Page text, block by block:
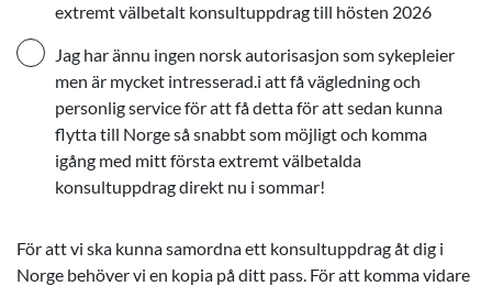
extremt välbetalt konsultuppdrag till hösten 2026
Jag har ännu ingen norsk autorisasjon som sykepleier
men är mycket intresserad.i att få vägledning och
personlig service för att få detta för att sedan kunna
flytta till Norge så snabbt som möjligt och komma
igång med mitt första extremt välbetalda
konsultuppdrag direkt nu i sommar!
För att vi ska kunna samordna ett konsultuppdrag åt dig i
Norge behöver vi en kopia på ditt pass. För att komma vidare